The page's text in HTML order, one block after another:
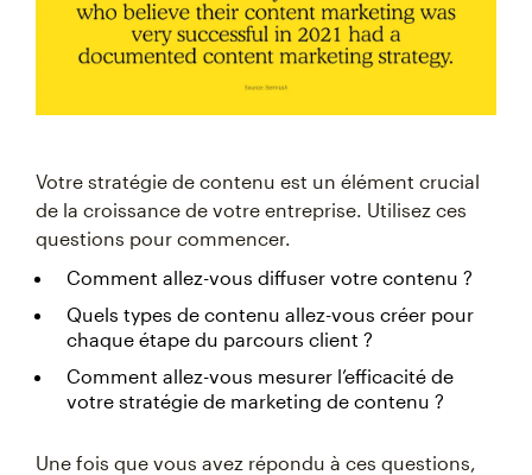
Votre stratégie de contenu est un élément crucial
de la croissance de votre entreprise. Utilisez ces
questions pour commencer.
Comment allez-vous diffuser votre contenu ?
Quels types de contenu allez-vous créer pour
chaque étape du parcours client ?
Comment allez-vous mesurer l’efficacité de
votre stratégie de marketing de contenu ?
Une fois que vous avez répondu à ces questions,